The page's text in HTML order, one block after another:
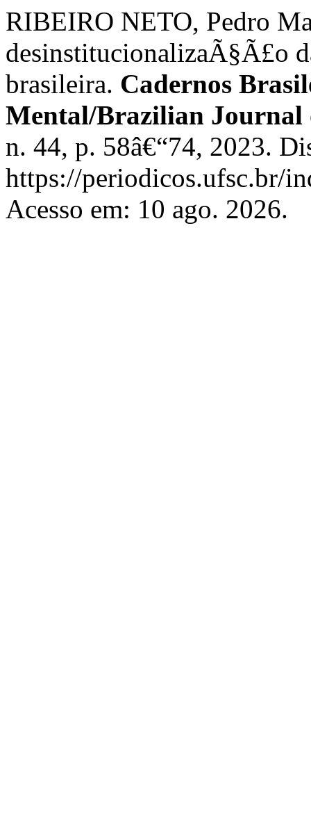
RIBEIRO NETO, Pedro
desinstitucionalizaÃ§Ã£o
brasileira. Cadernos
Mental/Brazilian Journal
n. 44, p. 58â€“74, 2023.
https://periodicos.ufsc.br/
Acesso em: 10 ago. 2026.